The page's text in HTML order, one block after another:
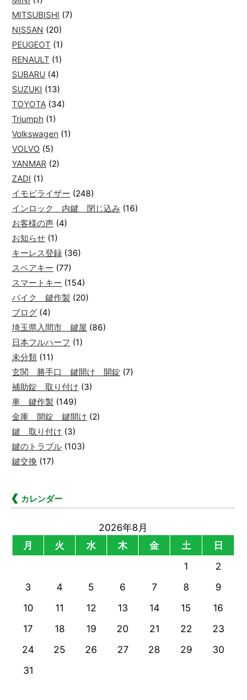
MITSUBISHI (7)
NISSAN (20)
PEUGEOT (1)
RENAULT (1)
SUBARU (4)
SUZUKI (13)
TOYOTA (34)
Triumph (1)
Volkswagen (1)
VOLVO (5)
YANMAR (2)
ZADI (1)
イモビライザー (248)
インロック 内鍵 閉じ込み (16)
お客様の声 (4)
お知らせ (1)
キーレス登録 (36)
スペアキー (77)
スマートキー (154)
バイク 鍵作製 (20)
ブログ (4)
埼玉県入間市 鍵屋 (86)
日本フルハーフ (1)
未分類 (11)
玄関 勝手口 鍵開け 開錠 (7)
補助錠 取り付け (3)
車 鍵作製 (149)
金庫 開錠 鍵開け (2)
鍵 取り付け (3)
鍵のトラブル (103)
鍵交換 (17)
カレンダー
2026年8月
月
火 水 木 金 土
日
1
2
3
4 5 6 7 8
9
10
11 12 13 14 15
16
17
18 19 20 21 22
23
24
25 26 27 28 29
30
31